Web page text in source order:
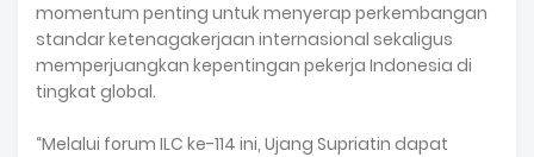
momentum penting untuk menyerap perkembangan
standar ketenagakerjaan internasional sekaligus
memperjuangkan kepentingan pekerja Indonesia di
tingkat global.
“Melalui forum ILC ke-114 ini, Ujang Supriatin dapat